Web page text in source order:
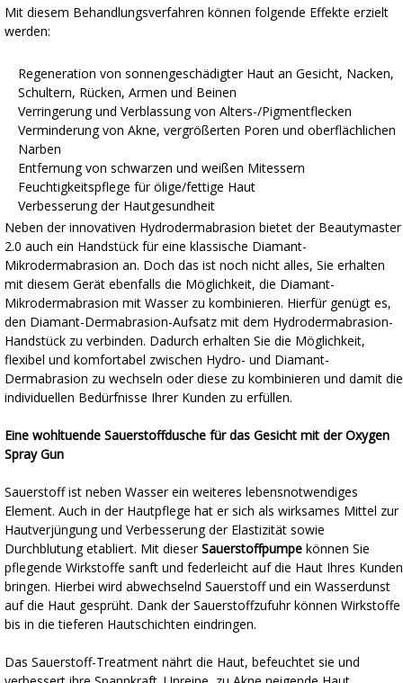
Mit diesem Behandlungsverfahren können folgende Effekte erzielt
werden:
Regeneration von sonnengeschädigter Haut an Gesicht, Nacken,
Schultern, Rücken, Armen und Beinen
Verringerung und Verblassung von Alters-/Pigmentflecken
Verminderung von Akne, vergrößerten Poren und oberflächlichen
Narben
Entfernung von schwarzen und weißen Mitessern
Feuchtigkeitspflege für ölige/fettige Haut
Verbesserung der Hautgesundheit
Neben der innovativen Hydrodermabrasion bietet der Beautymaster
2.0 auch ein Handstück für eine klassische Diamant-
Mikrodermabrasion an. Doch das ist noch nicht alles, Sie erhalten
mit diesem Gerät ebenfalls die Möglichkeit, die Diamant-
Mikrodermabrasion mit Wasser zu kombinieren. Hierfür genügt es,
den Diamant-Dermabrasion-Aufsatz mit dem Hydrodermabrasion-
Handstück zu verbinden. Dadurch erhalten Sie die Möglichkeit,
flexibel und komfortabel zwischen Hydro- und Diamant-
Dermabrasion zu wechseln oder diese zu kombinieren und damit die
individuellen Bedürfnisse Ihrer Kunden zu erfüllen.
Eine wohltuende Sauerstoffdusche für das Gesicht mit der Oxygen
Spray Gun
Sauerstoff ist neben Wasser ein weiteres lebensnotwendiges
Element. Auch in der Hautpflege hat er sich als wirksames Mittel zur
Hautverjüngung und Verbesserung der Elastizität sowie
Durchblutung etabliert. Mit dieserSauerstoffpumpe können Sie
pflegende Wirkstoffe sanft und federleicht auf die Haut Ihres Kunden
bringen. Hierbei wird abwechselnd Sauerstoff und ein Wasserdunst
auf die Haut gesprüht. Dank der Sauerstoffzufuhr können Wirkstoffe
bis in die tieferen Hautschichten eindringen.
Das Sauerstoff-Treatment nährt die Haut, befeuchtet sie und